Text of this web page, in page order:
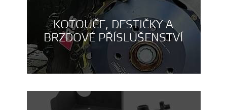
KOTOUČE, DESTIČKY A
BRZDOVÉ PŘÍSLUŠENSTVÍ